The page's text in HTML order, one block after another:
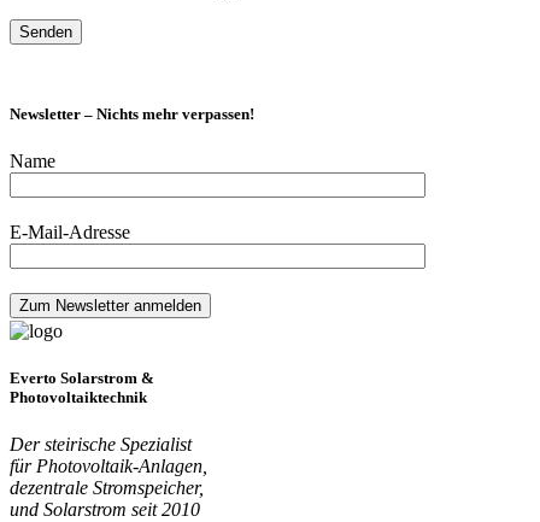
Newsletter – Nichts mehr verpassen!
Name
E-Mail-Adresse
Everto Solarstrom &
Photovoltaiktechnik
Der steirische Spezialist
für Photovoltaik-Anlagen,
dezentrale Stromspeicher,
und Solarstrom seit 2010